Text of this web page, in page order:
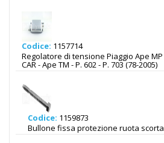
Codice: 1157714
Regolatore di tensione Piaggio Ape MP
CAR - Ape TM - P. 602 - P. 703 (78-2005)
Codice: 1159873
Bullone fissa protezione ruota scorta